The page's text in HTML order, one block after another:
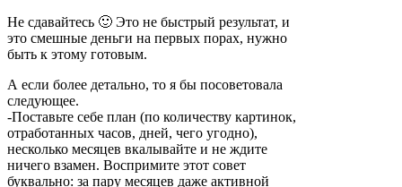
Не сдавайтесь 🙂 Это не быстрый результат, и
это смешные деньги на первых порах, нужно
быть к этому готовым.
А если более детально, то я бы посоветовала
следующее.
-Поставьте себе план (по количеству картинок,
отработанных часов, дней, чего угодно),
несколько месяцев вкалывайте и не ждите
ничего взамен. Воспримите этот совет
буквально: за пару месяцев даже активной